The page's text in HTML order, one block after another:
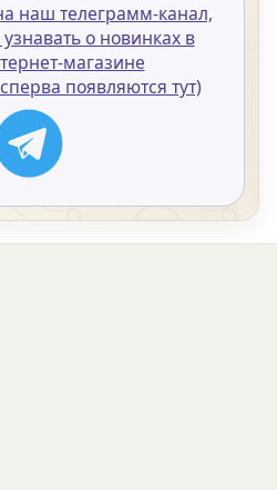
наш телеграмм-канал,
о новинках в
магазине
появляются тут)